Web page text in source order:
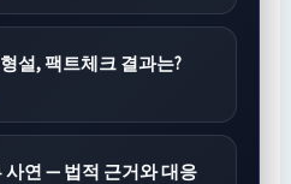
설, 팩트체크 결과는?
사연 — 법적 근거와 대응